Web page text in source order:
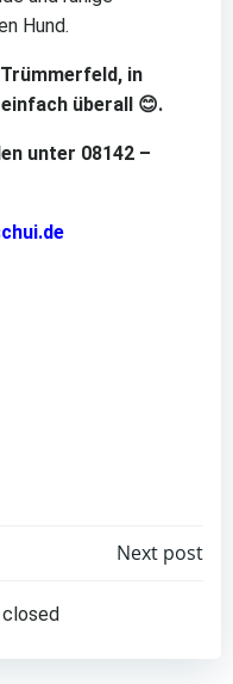
Hund.
in
überall 😊.
unter 08142 –
Next post